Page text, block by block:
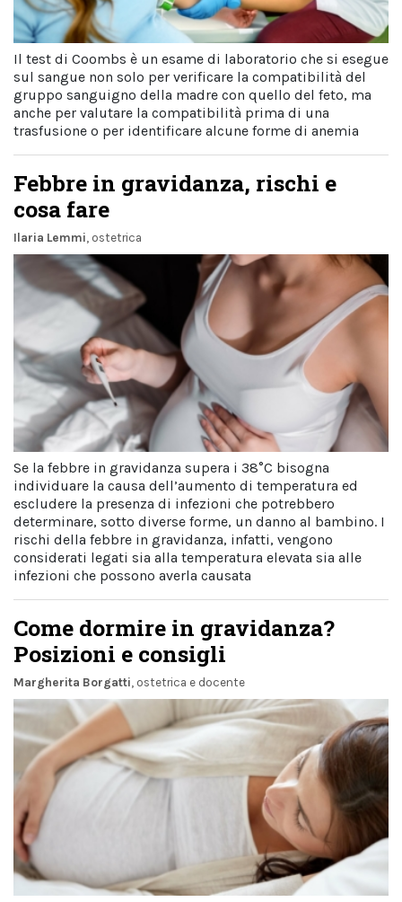
Il test di Coombs è un esame di laboratorio che si esegue
sul sangue non solo per verificare la compatibilità del
gruppo sanguigno della madre con quello del feto, ma
anche per valutare la compatibilità prima di una
trasfusione o per identificare alcune forme di anemia
Febbre in gravidanza, rischi e
cosa fare
Ilaria Lemmi, ostetrica
Se la febbre in gravidanza supera i 38°C bisogna
individuare la causa dell’aumento di temperatura ed
escludere la presenza di infezioni che potrebbero
determinare, sotto diverse forme, un danno al bambino. I
rischi della febbre in gravidanza, infatti, vengono
considerati legati sia alla temperatura elevata sia alle
infezioni che possono averla causata
Come dormire in gravidanza?
Posizioni e consigli
Margherita Borgatti , ostetrica e docente